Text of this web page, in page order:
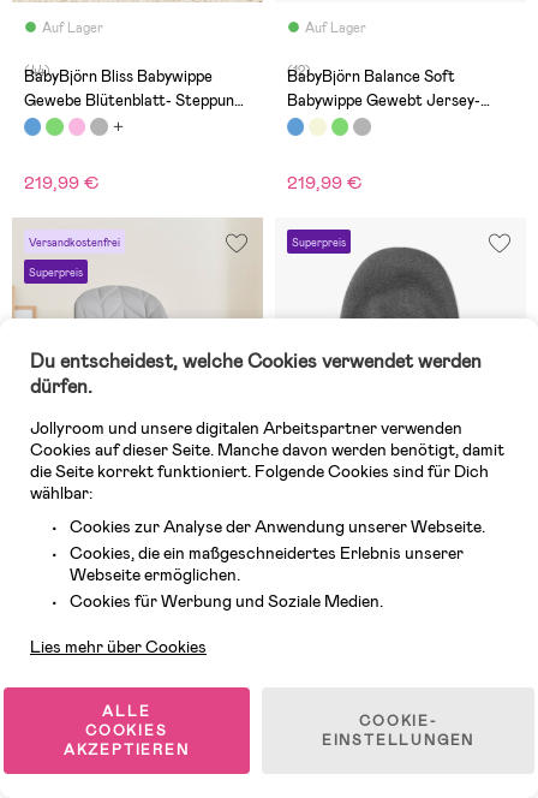
Auf Lager
(44)
BabyBjörn Bliss Babywippe
Gewebe Blütenblatt- Steppung,
Blau
219,99 €
Auf Lager
(12)
BabyBjörn Balance Soft
Babywippe Gewebt Jersey-
Stoff, Blau/Grau
219,99 €
Versandkostenfrei
Superpreis
Auf Lager
Gewebe Blütenblatt- Steppung,
219,99 €
Superpreis
88,99 €
Du entscheidest, welche Cookies verwendet werden
dürfen.
Jollyroom und unsere digitalen Arbeitspartner verwenden
Cookies auf dieser Seite. Manche davon werden benötigt, damit
die Seite korrekt funktioniert. Folgende Cookies sind für Dich
wählbar:
Cookies zur Analyse der Anwendung unserer Webseite.
Cookies, die ein maßgeschneidertes Erlebnis unserer
Webseite ermöglichen.
Cookies für Werbung und Soziale Medien.
Lies mehr über Cookies
ALLE
COOKIES
AKZEPTIEREN
COOKIE-
EINSTELLUNGEN